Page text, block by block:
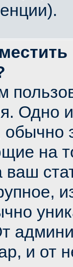
Одно
на
ваш
и от